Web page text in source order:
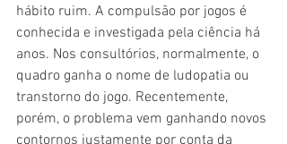
hábito ruim. A compulsão por jogos é
conhecida e investigada pela ciência há
anos. Nos consultórios, normalmente, o
quadro ganha o nome de ludopatia ou
transtorno do jogo. Recentemente,
porém, o problema vem ganhando novos
contornos justamente por conta da